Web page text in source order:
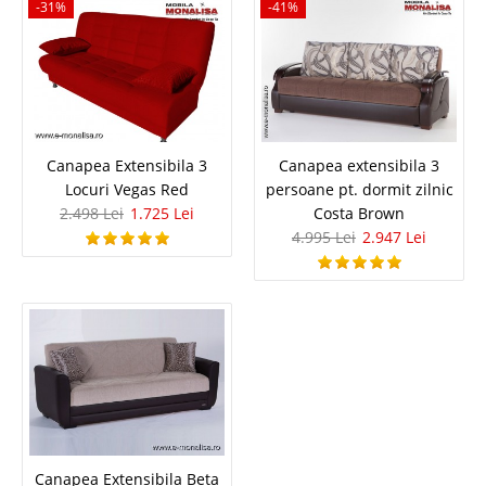
Canapea extensibila 2 locuri tip Pat 2
persoane 160 SuperTwist
Canapele extensibile 2 locuri fara brate pentru dormit in spatii
inguste Super Twist 160 maro Pentru amenajarea sau reamenajarea unei
garsoniere a unui dormitor mic pt. doua persoane ori a unui spatiu ingust
la masarda cu siguranta va doriti o canapea rezistenta fa..
Compara
Adauga la Favorite
-39%
-31%
Canapea Extensibila 3
Locuri Vegas Red
2.498 Lei 1.725 Lei
-41%
Canapea extensibila 3
persoane pt. dormit zilnic
Costa Brown
4.995 Lei 2.947 Lei
Canapea Extensibila Beta